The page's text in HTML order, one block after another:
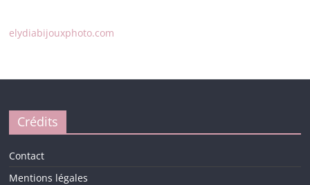
elydiabijouxphoto.com
Crédits
Contact
Mentions légales